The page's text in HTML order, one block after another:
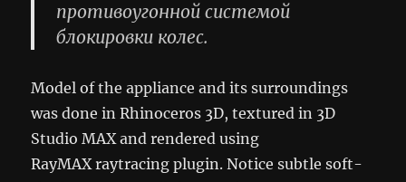
противоугонной системой
блокировки колес.
Model of the appliance and its surroundings
was done in Rhinoceros 3D, textured in 3D
Studio MAX and rendered using
RayMAX raytracing plugin. Notice subtle soft-